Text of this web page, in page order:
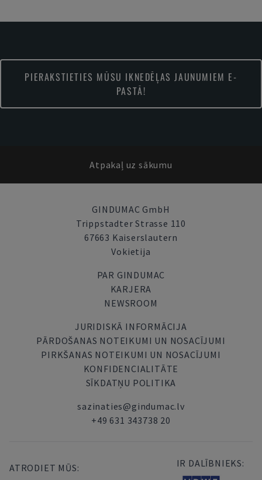
PIERAKSTIETIES MŪSU IKNEDĒĻAS JAUNUMIEM E-
PASTĀ!
Atpakaļ uz sākumu
GINDUMAC GmbH
Trippstadter Strasse 110
67663 Kaiserslautern
Vokietija
PAR GINDUMAC
KARJERA
NEWSROOM
JURIDISKĀ INFORMĀCIJA
PĀRDOŠANAS NOTEIKUMI UN NOSACĪJUMI
PIRKŠANAS NOTEIKUMI UN NOSACĪJUMI
KONFIDENCIALITĀTE
SĪKDATŅU POLITIKA
sazinaties@gindumac.lv
+49 631 343738 20
ATRODIET MŪS: IR DALĪBNIEKS: